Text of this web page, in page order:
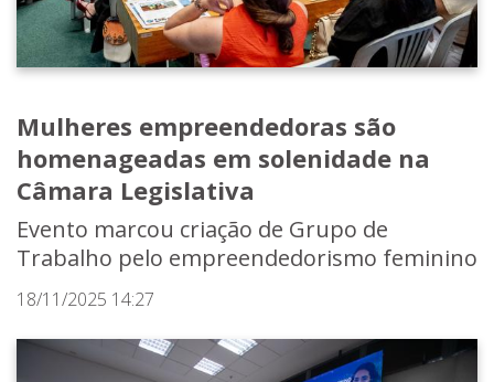
Mulheres empreendedoras são
homenageadas em solenidade na
Câmara Legislativa
Evento marcou criação de Grupo de
Trabalho pelo empreendedorismo feminino
18/11/2025 14:27